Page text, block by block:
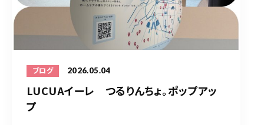
ブログ 2026.05.04
LUCUAイーレ つるりんちょ。ポップアッ
プ